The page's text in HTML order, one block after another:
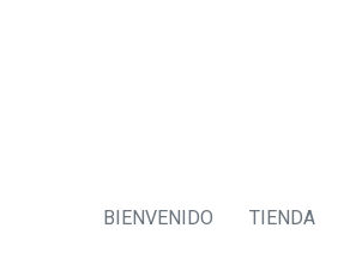
BIENVENIDO TIENDA